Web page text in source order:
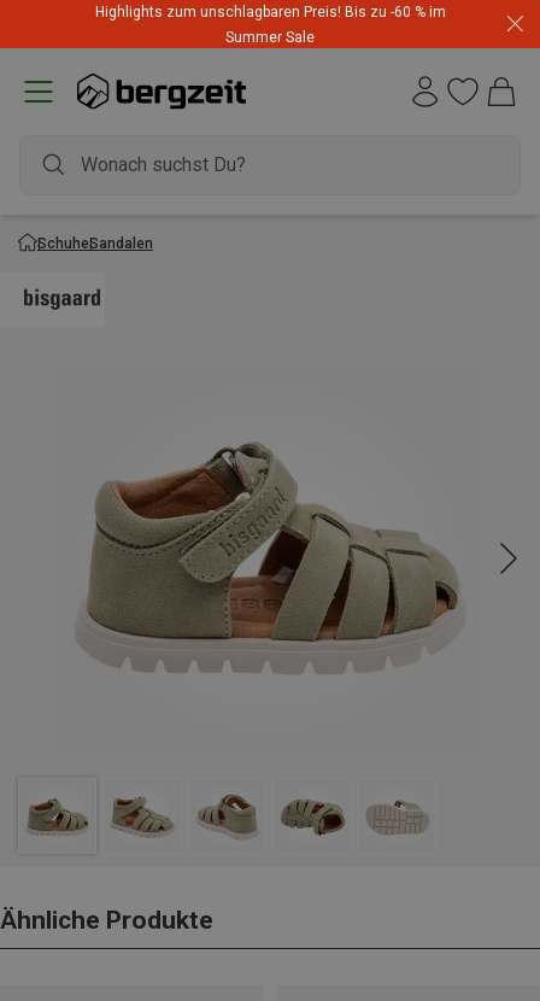
Highlights zum unschlagbaren Preis! Bis zu -60 % im
Summer Sale
SchuheSandalen
Ähnliche Produkte